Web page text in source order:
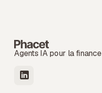
Agents IA pour la finance